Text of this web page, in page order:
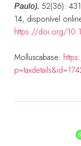
Paulo). 52(36):
14, disponível
https://doi.org/
Molluscabase: